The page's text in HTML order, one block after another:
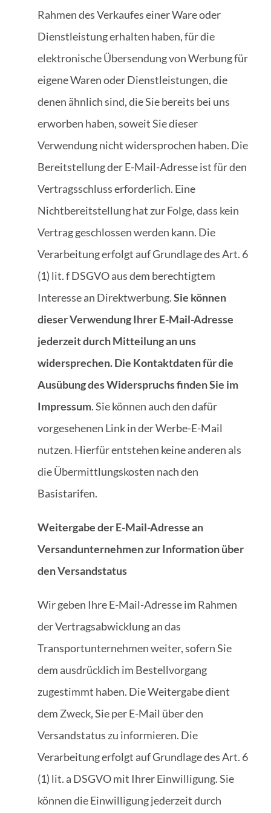
Rahmen des Verkaufes einer Ware oder
Dienstleistung erhalten haben, für die
elektronische Übersendung von Werbung für
eigene Waren oder Dienstleistungen, die
denen ähnlich sind, die Sie bereits bei uns
erworben haben, soweit Sie dieser
Verwendung nicht widersprochen haben. Die
Bereitstellung der E-Mail-Adresse ist für den
Vertragsschluss erforderlich. Eine
Nichtbereitstellung hat zur Folge, dass kein
Vertrag geschlossen werden kann. Die
Verarbeitung erfolgt auf Grundlage des Art. 6
(1) lit. f DSGVO aus dem berechtigtem
Interesse an Direktwerbung.Sie können
dieser Verwendung Ihrer E-Mail-Adresse
jederzeit durch Mitteilung an uns
widersprechen. Die Kontaktdaten für die
Ausübung des Widerspruchs finden Sie im
Impressum. Sie können auch den dafür
vorgesehenen Link in der Werbe-E-Mail
nutzen. Hierfür entstehen keine anderen als
die Übermittlungskosten nach den
Basistarifen.
Weitergabe der E-Mail-Adresse an
Versandunternehmen zur Information über
den Versandstatus
Wir geben Ihre E-Mail-Adresse im Rahmen
der Vertragsabwicklung an das
Transportunternehmen weiter, sofern Sie
dem ausdrücklich im Bestellvorgang
zugestimmt haben. Die Weitergabe dient
dem Zweck, Sie per E-Mail über den
Versandstatus zu informieren. Die
Verarbeitung erfolgt auf Grundlage des Art. 6
(1) lit. a DSGVO mit Ihrer Einwilligung. Sie
können die Einwilligung jederzeit durch